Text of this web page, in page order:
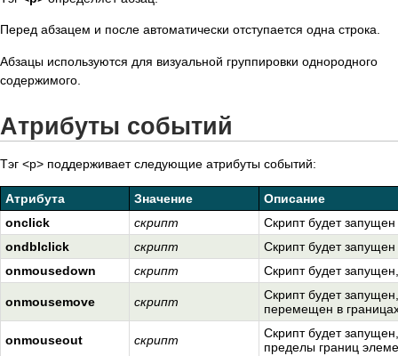
Перед абзацем и после автоматически отступается одна строка.
Абзацы используются для визуальной группировки однородного
содержимого.
Атрибуты событий
Тэг <p> поддерживает следующие атрибуты событий:
Атрибута Значение
Описание
onclick
скрипт
Скрипт будет
ondblclick
скрипт
Скрипт будет
onmousedown
скрипт Скрипт будет
onmousemove скрипт
Скрипт будет
перемещен в
onmouseout скрипт
Скрипт будет
пределы границ